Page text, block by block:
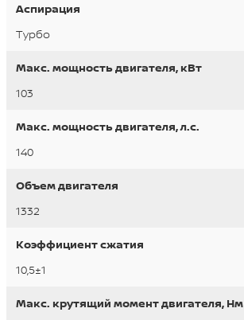
Aспирация
Tурбо
Макс. мощность двигателя, кВт
103
Макс. мощность двигателя, л.с.
140
Объем двигателя
1332
Коэффициент сжатия
10,5±1
Макс. крутящий момент двигателя, Нм